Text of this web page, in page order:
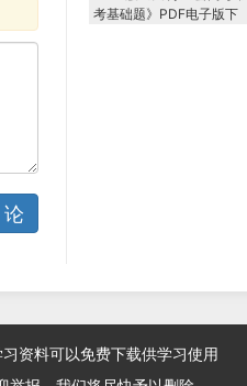
考基础题》PDF电子版下
资料可以免费下载供学习使用